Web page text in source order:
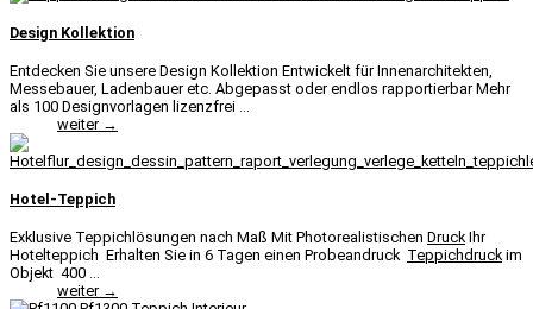
Design Kollektion
Entdecken Sie unsere Design Kollektion Entwickelt für Innenarchitekten,
Messebauer, Ladenbauer etc. Abgepasst oder endlos rapportierbar Mehr
als 100 Designvorlagen lizenzfrei ...
weiter →
Hotel-Teppich
Exklusive Teppichlösungen nach Maß Mit Photorealistischen Druck Ihr
Hotelteppich Erhalten Sie in 6 Tagen einen Probeandruck Teppichdruck im
Objekt 400 ...
weiter →